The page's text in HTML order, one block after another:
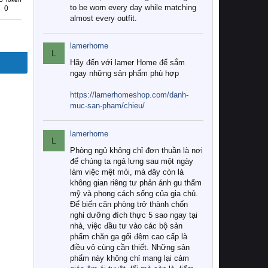
0
to be worn every day while matching
almost every outfit.
L
lamerhome
Hãy đến với lamer Home để sắm
ngay những sản phẩm phù hợp
https://lamerhomeshop.com/danh-
muc-san-pham/chieu/
L
lamerhome
Phòng ngủ không chỉ đơn thuần là nơi
để chúng ta ngả lưng sau một ngày
làm việc mệt mỏi, mà đây còn là
không gian riêng tư phản ánh gu thẩm
mỹ và phong cách sống của gia chủ.
Để biến căn phòng trở thành chốn
nghỉ dưỡng đích thực 5 sao ngay tại
nhà, việc đầu tư vào các bộ sản
phẩm chăn ga gối đệm cao cấp là
điều vô cùng cần thiết. Những sản
phẩm này không chỉ mang lại cảm